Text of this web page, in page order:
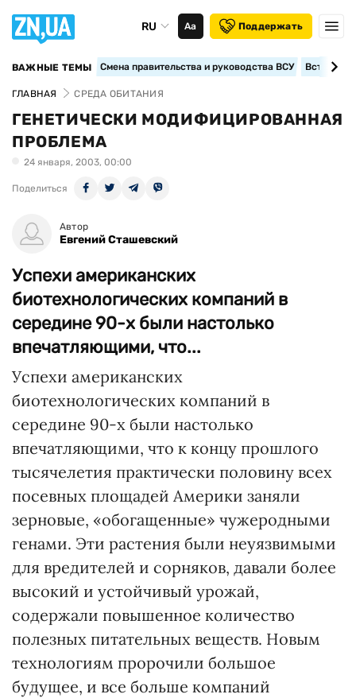
RU Аа Поддержать
ВАЖНЫЕ ТЕМЫ Смена правительства и руководства ВСУ
ГЛАВНАЯ СРЕДА ОБИТАНИЯ
ГЕНЕТИЧЕСКИ МОДИФИЦИРОВАННАЯ
ПРОБЛЕМА
24 января, 2003, 00:00
Поделиться
Автор
Евгений Сташевский
Успехи американских
биотехнологических компаний в
середине 90-х были настолько
впечатляющими, что...
Успехи американских
биотехнологических компаний в
середине 90-х были настолько
впечатляющими, что к концу прошлого
тысячелетия практически половину всех
посевных площадей Америки заняли
зерновые, «обогащенные» чужеродными
генами. Эти растения были неуязвимыми
для вредителей и сорняков, давали более
высокий и устойчивый урожай,
содержали повышенное количество
полезных питательных веществ. Новым
технологиям пророчили большое
будущее, и все больше компаний